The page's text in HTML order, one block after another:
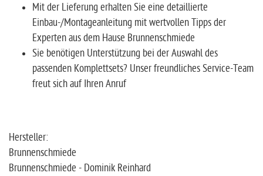
Mit der Lieferung erhalten Sie eine detaillierte
Einbau-/Montageanleitung mit wertvollen Tipps der
Experten aus dem Hause Brunnenschmiede
Sie benötigen Unterstützung bei der Auswahl des
passenden Komplettsets? Unser freundliches Service-Team
freut sich auf Ihren Anruf
Hersteller:
Brunnenschmiede
Brunnenschmiede - Dominik Reinhard